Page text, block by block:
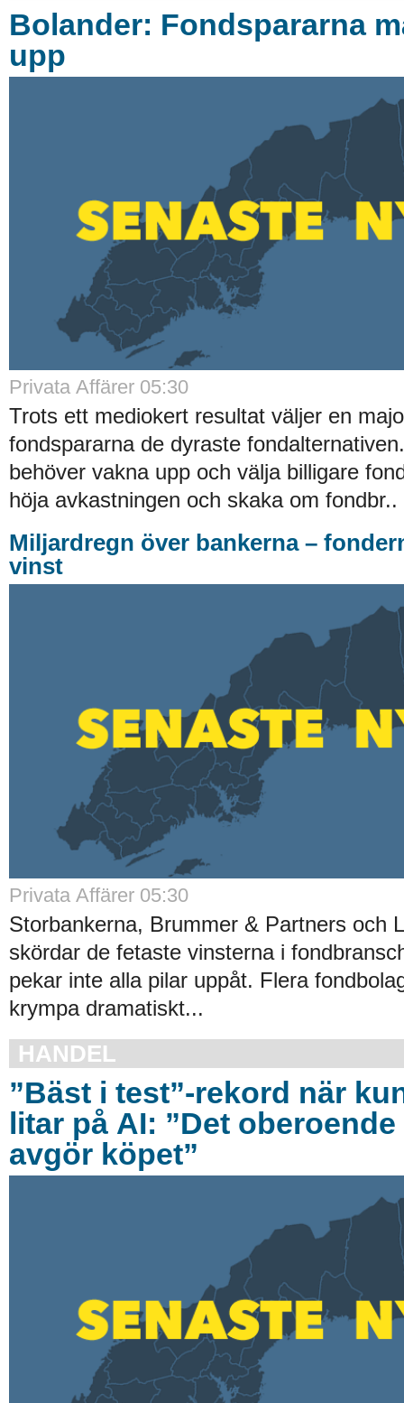
Bolander: Fondspararna
upp
Privata Affärer 05:30
Trots ett mediokert resultat väljer en
fondspararna de dyraste
behöver vakna upp och välja billigare
höja avkastningen och skaka om fondbr..
Miljardregn över bankerna –
vinst
Privata Affärer 05:30
Storbankerna, Brummer & Partners och
skördar de fetaste vinsterna i
pekar inte alla pilar uppåt. Flera
krympa dramatiskt...
HANDEL
”Bäst i test”-rekord när
litar på AI: ”Det
avgör köpet”